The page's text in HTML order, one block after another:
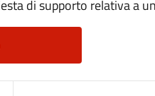
di supporto relativa a